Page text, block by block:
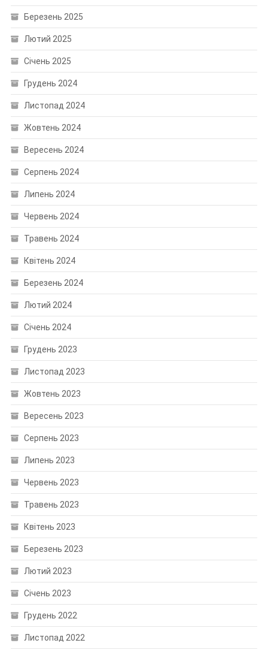
Березень 2025
Лютий 2025
Січень 2025
Грудень 2024
Листопад 2024
Жовтень 2024
Вересень 2024
Серпень 2024
Липень 2024
Червень 2024
Травень 2024
Квітень 2024
Березень 2024
Лютий 2024
Січень 2024
Грудень 2023
Листопад 2023
Жовтень 2023
Вересень 2023
Серпень 2023
Липень 2023
Червень 2023
Травень 2023
Квітень 2023
Березень 2023
Лютий 2023
Січень 2023
Грудень 2022
Листопад 2022